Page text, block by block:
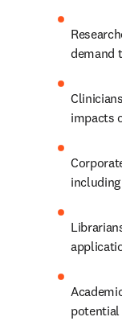
demand
impacts
potential